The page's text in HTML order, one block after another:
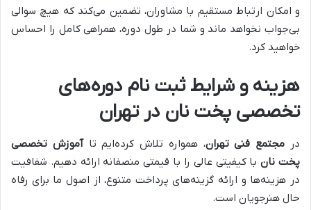
و امکان ارتباط مستقیم با مشاوران، تضمین می‌کند که هیچ سوالی
بی‌جواب نخواهد ماند و شما در طول دوره، همراهی کامل را احساس
خواهید کرد.
هزینه و شرایط ثبت نام دوره‌های
تخصصی پخت نان در تهران
در مجتمع فنی تهران، همواره تلاش کرده‌ایم تاآموزش تخصصی
پخت نانبا کیفیتی عالی را با قیمتی منصفانه ارائه دهیم. شفافیت
در هزینه‌ها و ارائه گزینه‌های پرداخت متنوع، از اصول ما برای رفاه
حال هنرجویان است.